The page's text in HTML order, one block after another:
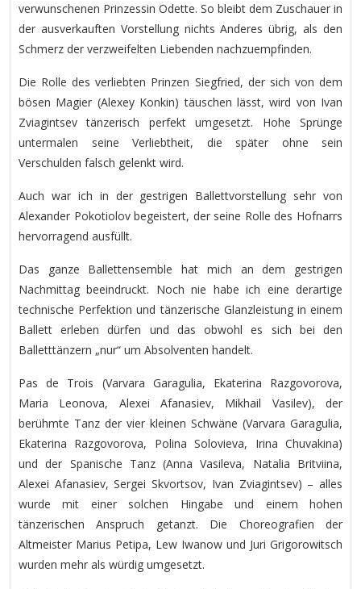
verwunschenen Prinzessin Odette. So bleibt dem Zuschauer in
der ausverkauften Vorstellung nichts Anderes übrig, als den
Schmerz der verzweifelten Liebenden nachzuempfinden.
Die Rolle des verliebten Prinzen Siegfried, der sich von dem
bösen Magier (Alexey Konkin) täuschen lässt, wird von Ivan
Zviagintsev tänzerisch perfekt umgesetzt. Hohe Sprünge
untermalen seine Verliebtheit, die später ohne sein
Verschulden falsch gelenkt wird.
Auch war ich in der gestrigen Ballettvorstellung sehr von
Alexander Pokotiolov begeistert, der seine Rolle des Hofnarrs
hervorragend ausfüllt.
Das ganze Ballettensemble hat mich an dem gestrigen
Nachmittag beeindruckt. Noch nie habe ich eine derartige
technische Perfektion und tänzerische Glanzleistung in einem
Ballett erleben dürfen und das obwohl es sich bei den
Balletttänzern „nur“ um Absolventen handelt.
Pas de Trois (Varvara Garagulia, Ekaterina Razgovorova,
Maria Leonova, Alexei Afanasiev, Mikhail Vasilev), der
berühmte Tanz der vier kleinen Schwäne (Varvara Garagulia,
Ekaterina Razgovorova, Polina Solovieva, Irina Chuvakina)
und der Spanische Tanz (Anna Vasileva, Natalia Britviina,
Alexei Afanasiev, Sergei Skvortsov, Ivan Zviagintsev) – alles
wurde mit einer solchen Hingabe und einem hohen
tänzerischen Anspruch getanzt. Die Choreografien der
Altmeister Marius Petipa, Lew Iwanow und Juri Grigorowitsch
wurden mehr als würdig umgesetzt.